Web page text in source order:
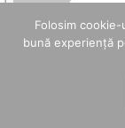
Folosim
bună experiență